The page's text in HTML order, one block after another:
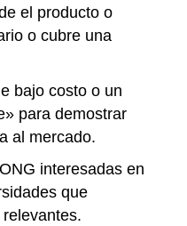
el producto o
o cubre una
bajo costo o un
para demostrar
al mercado.
interesadas en
que